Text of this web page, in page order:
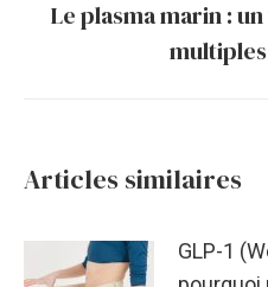
Le plasma marin :
Articles similaires
GLP-1